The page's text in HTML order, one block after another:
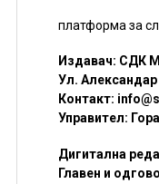
платформа за
Издавач: СДК
Ул. Александар
Контакт:
Управител:
Дигитална
Главен и